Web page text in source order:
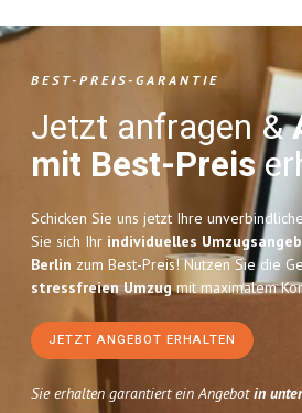
BEST-PREIS-GARANTIE
Jetzt anfragen &
mit Best-Preis
Schicken Sie uns jetzt Ihre
Sie sich Ihr individuelles
Berlin zum Best-Preis! Nutzen Sie die
stressfreien Umzugmit maximalem
JETZT ANGEBOT ERHALTEN
Sie erhalten garantiert ein Angebotin